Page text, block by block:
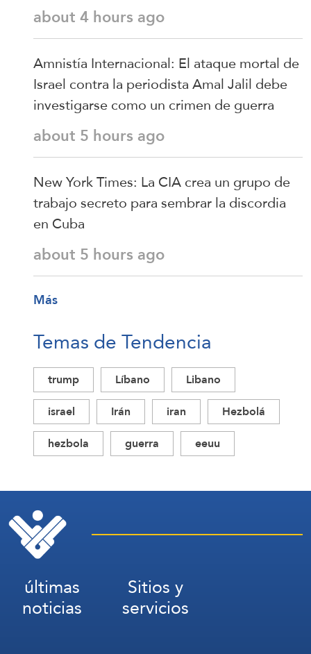
about 4 hours ago
Amnistía Internacional: El ataque mortal de
Israel contra la periodista Amal Jalil debe
investigarse como un crimen de guerra
about 5 hours ago
New York Times: La CIA crea un grupo de
trabajo secreto para sembrar la discordia
en Cuba
about 5 hours ago
Más
Temas de Tendencia
trump Líbano
Libano
israel
Irán iran
Hezbolá
hezbola
guerra eeuu
últimas
noticias
Sitios y
servicios